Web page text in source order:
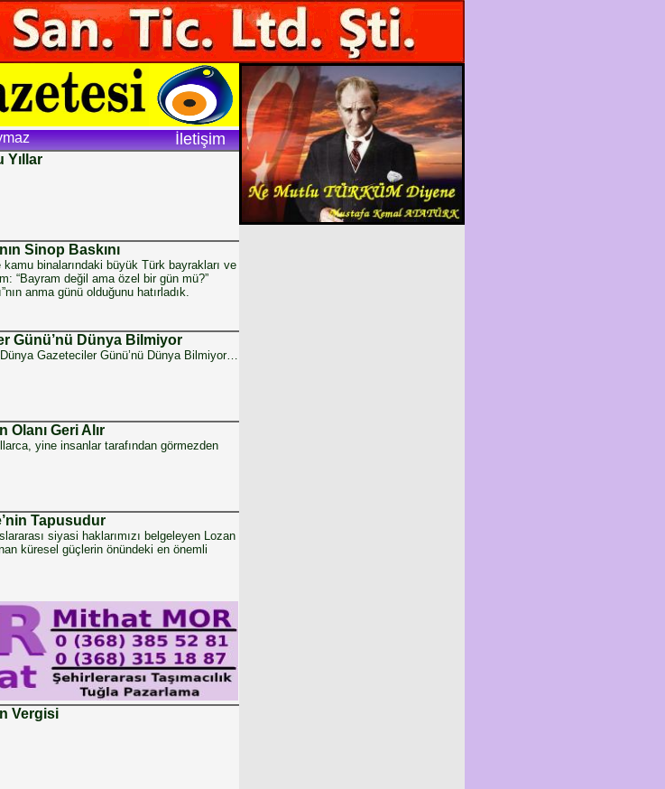
İletişim
Yıllar
Sinop Baskını
binalarındaki büyük Türk bayrakları ve
“Bayram değil ama özel bir gün mü?”
anma günü olduğunu hatırladık.
Günü’nü Dünya Bilmiyor
Gazeteciler Günü’nü Dünya Bilmiyor…
Olanı Geri Alır
yine insanlar tarafından görmezden
Tapusudur
siyasi haklarımızı belgeleyen Lozan
küresel güçlerin önündeki en önemli
Vergisi